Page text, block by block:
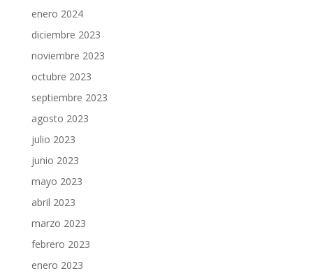
enero 2024
diciembre 2023
noviembre 2023
octubre 2023
septiembre 2023
agosto 2023
julio 2023
junio 2023
mayo 2023
abril 2023
marzo 2023
febrero 2023
enero 2023